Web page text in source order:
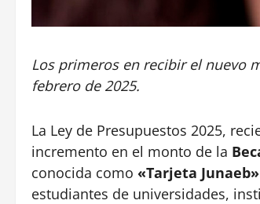
Los primeros en recibir el nuevo
febrero de 2025.
La Ley de Presupuestos 2025,
incremento en el monto de la
conocida como «Tarjeta Junaeb»
estudiantes de universidades,